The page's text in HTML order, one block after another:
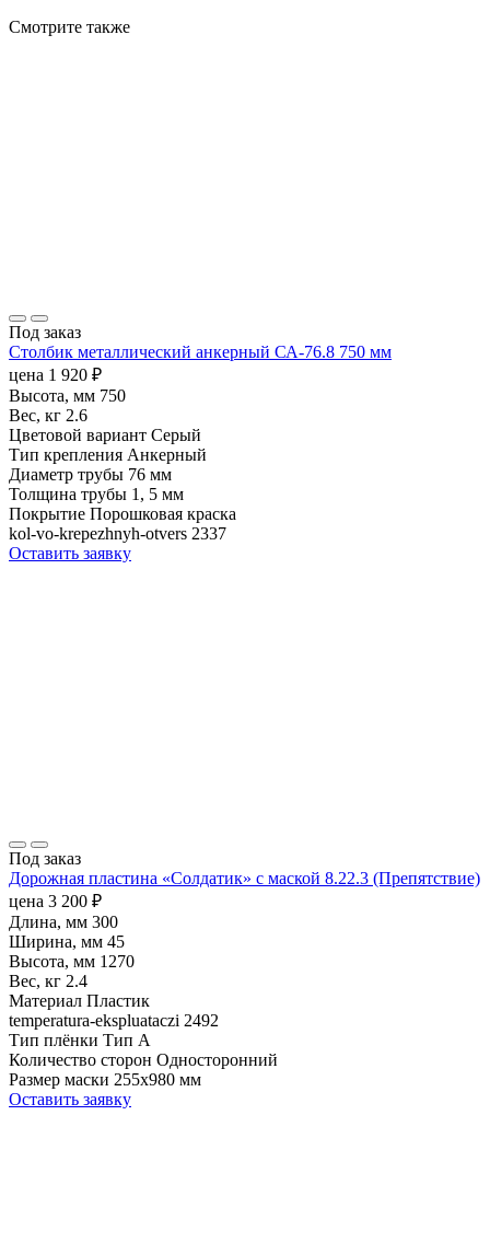
Смотрите также
Под заказ
Столбик металлический анкерный СА-76.8 750 мм
цена 1 920 ₽
Высота, мм 750
Вес, кг 2.6
Цветовой вариант Серый
Тип крепления Анкерный
Диаметр трубы 76 мм
Толщина трубы 1, 5 мм
Покрытие Порошковая краска
kol-vo-krepezhnyh-otvers 2337
Оставить заявку
Под заказ
Дорожная пластина «Солдатик» с маской 8.22.3 (Препятствие)
цена 3 200 ₽
Длина, мм 300
Ширина, мм 45
Высота, мм 1270
Вес, кг 2.4
Материал Пластик
temperatura-ekspluataczi 2492
Тип плёнки Тип А
Количество сторон Односторонний
Размер маски 255х980 мм
Оставить заявку